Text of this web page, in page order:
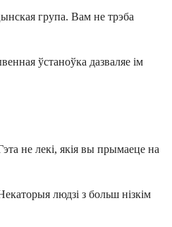
група. Вам не трэба
ўстаноўка дазваляе ім
не лекі, якія вы прымаеце на
людзі з больш нізкім